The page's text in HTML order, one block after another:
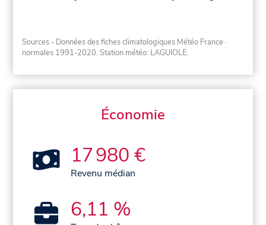
Sources - Données des fiches climatologiques Météo France ·
normales 1991-2020. Station météo: LAGUIOLE.
Économie
17 980 €
Revenu médian
6,11 %